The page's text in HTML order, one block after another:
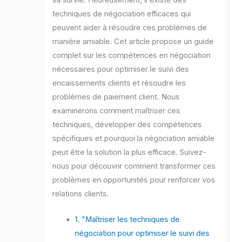
techniques de négociation efficaces qui
peuvent aider à résoudre ces problèmes de
manière amiable. Cet article propose un guide
complet sur les compétences en négociation
nécessaires pour optimiser le suivi des
encaissements clients et résoudre les
problèmes de paiement client. Nous
examinerons comment maîtriser ces
techniques, développer des compétences
spécifiques et pourquoi la négociation amiable
peut être la solution la plus efficace. Suivez-
nous pour découvrir comment transformer ces
problèmes en opportunités pour renforcer vos
relations clients.
1. "Maîtriser les techniques de
négociation pour optimiser le suivi des